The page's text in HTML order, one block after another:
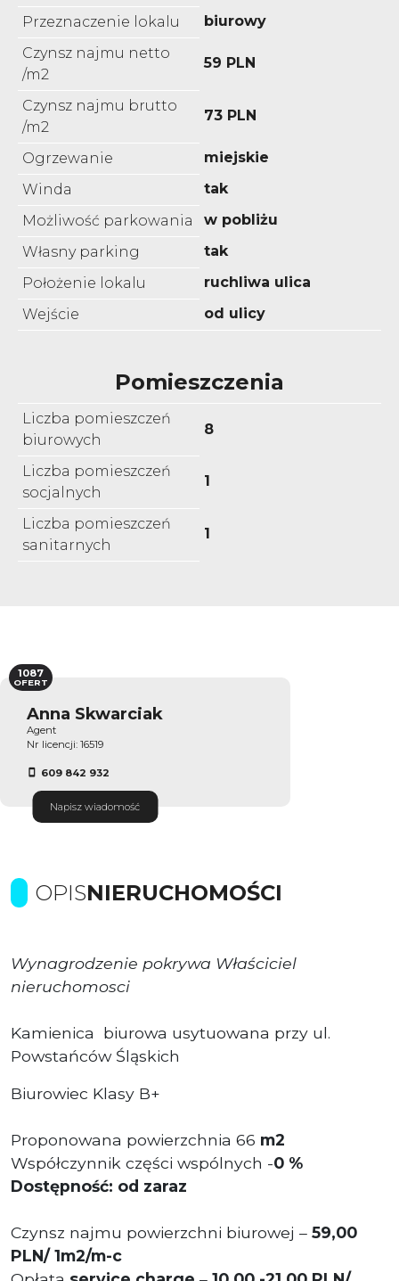
Przeznaczenie lokalu
biurowy
Czynsz najmu netto
/m2
59 PLN
Czynsz najmu brutto
/m2
73 PLN
Ogrzewanie
miejskie
Winda
tak
Możliwość parkowania
w pobliżu
Własny parking
tak
Położenie lokalu
ruchliwa ulica
Wejście
od ulicy
Pomieszczenia
Liczba pomieszczeń
biurowych
8
Liczba pomieszczeń
socjalnych
1
Liczba pomieszczeń
sanitarnych
1
Anna Skwarciak
Agent
Nr licencji: 16519
609 842 932
Napisz wiadomość
1087
OFERT
OPISNIERUCHOMOŚCI
Wynagrodzenie pokrywa Właściciel
nieruchomosci
Kamienica biurowa usytuowana przy ul.
Powstańców Śląskich
Biurowiec Klasy B+
Proponowana powierzchnia 66 m2
Współczynnik części wspólnych -0 %
Dostępność: od zaraz
Czynsz najmu powierzchni biurowej – 59,00
PLN/ 1m2/m-c